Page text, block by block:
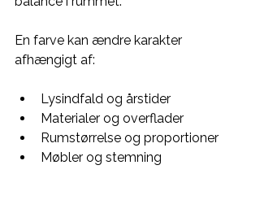
En farve kan ændre karakter
afhængigt af:
Lysindfald og årstider
Materialer og overflader
Rumstørrelse og proportioner
Møbler og stemning